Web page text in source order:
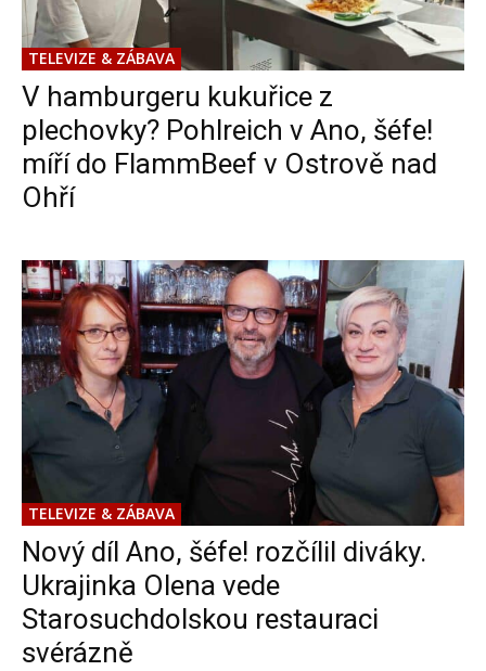
TELEVIZE & ZÁBAVA
V hamburgeru kukuřice z
plechovky? Pohlreich v Ano, šéfe!
míří do FlammBeef v Ostrově nad
Ohří
TELEVIZE & ZÁBAVA
Nový díl Ano, šéfe! rozčílil diváky.
Ukrajinka Olena vede
Starosuchdolskou restauraci
svérázně